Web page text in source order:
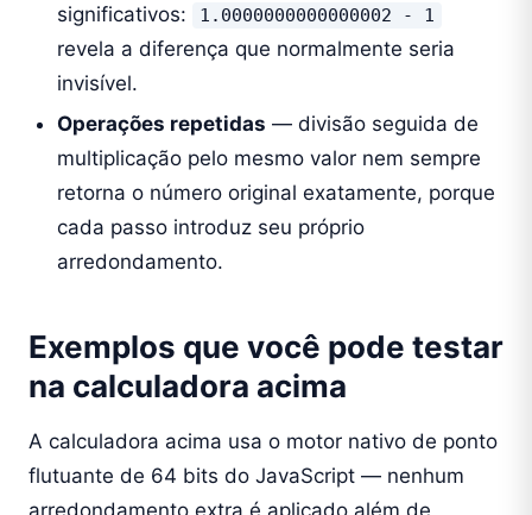
significativos:
1.0000000000000002 - 1
revela a diferença que normalmente seria
invisível.
Operações repetidas — divisão seguida de
multiplicação pelo mesmo valor nem sempre
retorna o número original exatamente, porque
cada passo introduz seu próprio
arredondamento.
Exemplos que você pode testar
na calculadora acima
A calculadora acima usa o motor nativo de ponto
flutuante de 64 bits do JavaScript — nenhum